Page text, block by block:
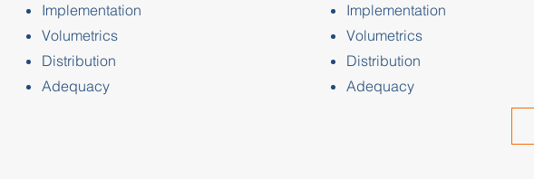
Implementation
Volumetrics
Distribution
Adequacy
Implementation
Volumetrics
Distribution
Adequacy